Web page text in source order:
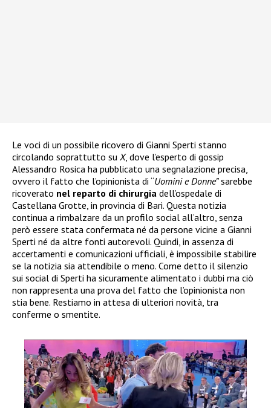
Le voci di un possibile ricovero di Gianni Sperti stanno
circolando soprattutto su X, dove l’esperto di gossip
Alessandro Rosica ha pubblicato una segnalazione precisa,
ovvero il fatto che l’opinionista di “Uomini e Donne”sarebbe
ricoverato nel reparto di chirurgia dell’ospedale di
Castellana Grotte, in provincia di Bari. Questa notizia
continua a rimbalzare da un profilo social all’altro, senza
però essere stata confermata né da persone vicine a Gianni
Sperti né da altre fonti autorevoli. Quindi, in assenza di
accertamenti e comunicazioni ufficiali, è impossibile stabilire
se la notizia sia attendibile o meno. Come detto il silenzio
sui social di Sperti ha sicuramente alimentato i dubbi ma ciò
non rappresenta una prova del fatto che l’opinionista non
stia bene. Restiamo in attesa di ulteriori novità, tra
conferme o smentite.